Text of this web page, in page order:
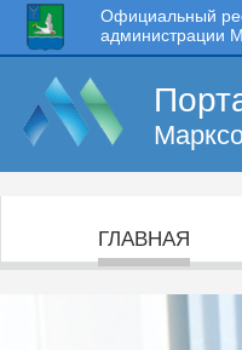
Официальный
администрации
ГЛАВНАЯ